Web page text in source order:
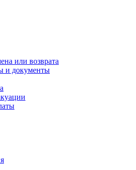
или возврата
и документы